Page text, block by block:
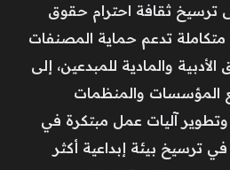
ترسيخ ثقافة احترام حقوق
متكاملة تدعم حماية المصنفات
والمادية للمبدعين، إلى
المؤسسات والمنظمات
وتطوير آليات عمل مبتكرة في
ترسيخ بيئة إبداعية أكثر